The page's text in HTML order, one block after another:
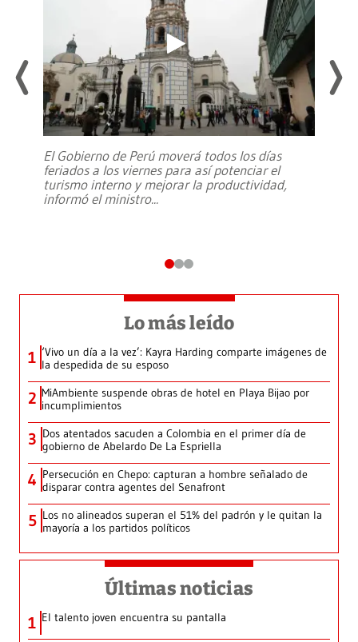
El Gobierno de Perú moverá todos los días
feriados a los viernes para así potenciar el
turismo interno y mejorar la productividad,
informó el ministro...
Lo más leído
1 ‘Vivo un día a la vez’: Kayra Harding comparte imágenes de
la despedida de su esposo
2 MiAmbiente suspende obras de hotel en Playa Bijao por
incumplimientos
3 Dos atentados sacuden a Colombia en el primer día de
gobierno de Abelardo De La Espriella
4 Persecución en Chepo: capturan a hombre señalado de
disparar contra agentes del Senafront
5 Los no alineados superan el 51% del padrón y le quitan la
mayoría a los partidos políticos
Últimas noticias
1 El talento joven encuentra su pantalla​